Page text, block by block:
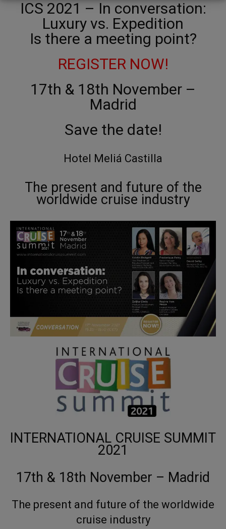
ICS 2021 – In conversation:
Luxury vs. Expedition
Is there a meeting point?
REGISTER NOW!
17th & 18th November –
Madrid
Save the date!
Hotel Meliá Castilla
The present and future of the
worldwide cruise industry
INTERNATIONAL CRUISE SUMMIT
2021
17th & 18th November – Madrid
The present and future of the worldwide
cruise industry